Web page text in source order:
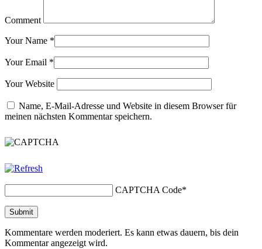
Comment
Your Name *
Your Email *
Your Website
Name, E-Mail-Adresse und Website in diesem Browser für
meinen nächsten Kommentar speichern.
CAPTCHA Code*
Kommentare werden moderiert. Es kann etwas dauern, bis dein
Kommentar angezeigt wird.